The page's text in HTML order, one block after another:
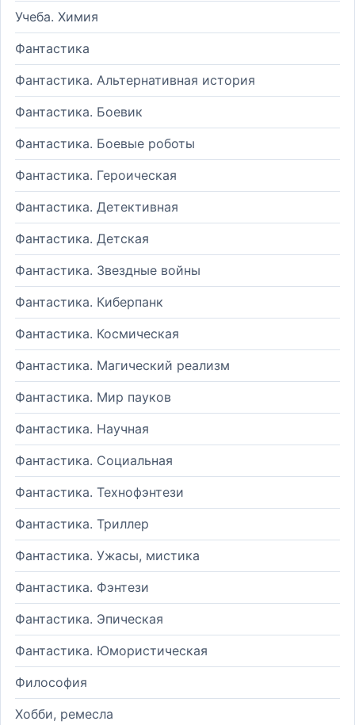
Учеба. Химия
Фантастика
Фантастика. Альтернативная история
Фантастика. Боевик
Фантастика. Боевые роботы
Фантастика. Героическая
Фантастика. Детективная
Фантастика. Детская
Фантастика. Звездные войны
Фантастика. Киберпанк
Фантастика. Космическая
Фантастика. Магический реализм
Фантастика. Мир пауков
Фантастика. Научная
Фантастика. Социальная
Фантастика. Технофэнтези
Фантастика. Триллер
Фантастика. Ужасы, мистика
Фантастика. Фэнтези
Фантастика. Эпическая
Фантастика. Юмористическая
Философия
Хобби, ремесла